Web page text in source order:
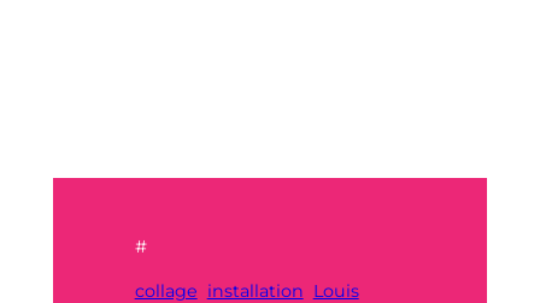
#
collage installation Louis